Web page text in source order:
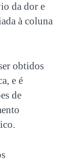
da dor e
à coluna
obtidos
e é
de